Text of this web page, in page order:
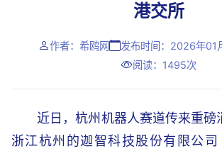
港交所
作者：希鸥网
发布时间：2026年01
阅读：1495次
近日，杭州机器人赛道传来重磅
浙江杭州的迦智科技股份有限公司